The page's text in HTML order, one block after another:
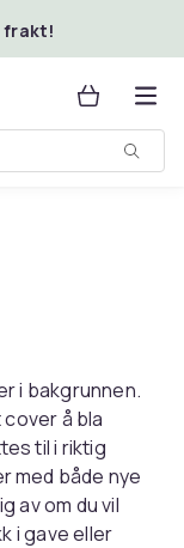
frakt!
i bakgrunnen.
cover å bla
til i riktig
med både nye
av om du vil
i gave eller